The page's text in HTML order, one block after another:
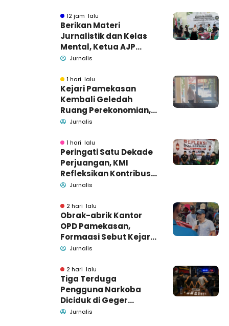
12 jam lalu
Berikan Materi
Jurnalistik dan Kelas
Mental, Ketua AJP
Bakar Semangat LPM
Jurnalis
1 hari lalu
Kejari Pamekasan
Kembali Geledah
Ruang Perekonomian,
Pidsus: Tunggu Saja!
Jurnalis
1 hari lalu
Peringati Satu Dekade
Perjuangan, KMI
Refleksikan Kontribusi
untuk Masyarakat
Jurnalis
2 hari lalu
Obrak-abrik Kantor
OPD Pamekasan,
Formaasi Sebut Kejari
Pamekasan
Jurnalis
2 hari lalu
Tiga Terduga
Pengguna Narkoba
Diciduk di Geger
Bangkalan, Polisi Masih
Jurnalis